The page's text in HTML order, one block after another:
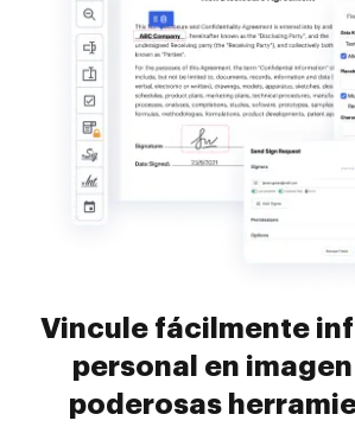
Vincule fácilmente
personal en
poderosas